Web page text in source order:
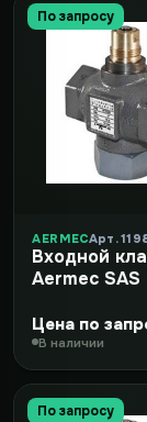
По запросу
AERMECАрт.
Входной
Aermec SAS
Цена по
В наличии
По запросу